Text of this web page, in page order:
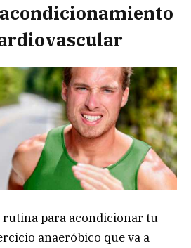
rutina para acondicionar tu
anaeróbico que va a